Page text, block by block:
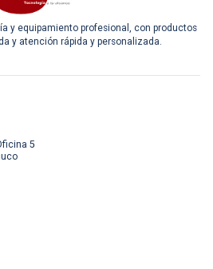
y equipamiento profesional, con productos
y atención rápida y personalizada.
5